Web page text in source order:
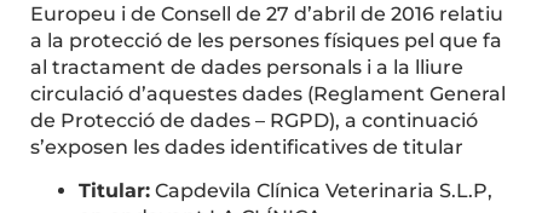
Europeu i de Consell de 27 d’abril de 2016 relatiu
a la protecció de les persones físiques pel que fa
al tractament de dades personals i a la lliure
circulació d’aquestes dades (Reglament General
de Protecció de dades – RGPD), a continuació
s’exposen les dades identificatives de titular
Titular: Capdevila Clínica Veterinaria S.L.P,